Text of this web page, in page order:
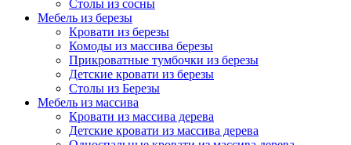
Столы из сосны
Мебель из березы
Кровати из березы
Комоды из массива березы
Прикроватные тумбочки из березы
Детские кровати из березы
Столы из Березы
Мебель из массива
Кровати из массива дерева
Детские кровати из массива дерева